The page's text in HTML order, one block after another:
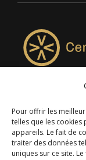
Pour offrir les
telles que les
appareils. Le fait de
traiter des données
uniques sur ce site.
4957, rue
Desmaures QC